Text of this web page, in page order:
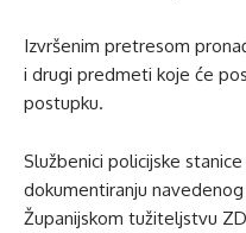
Izvršenim pretresom
i drugi predmeti koje će
postupku.
Službenici policijske
dokumentiranju
Županijskom tužiteljstvu